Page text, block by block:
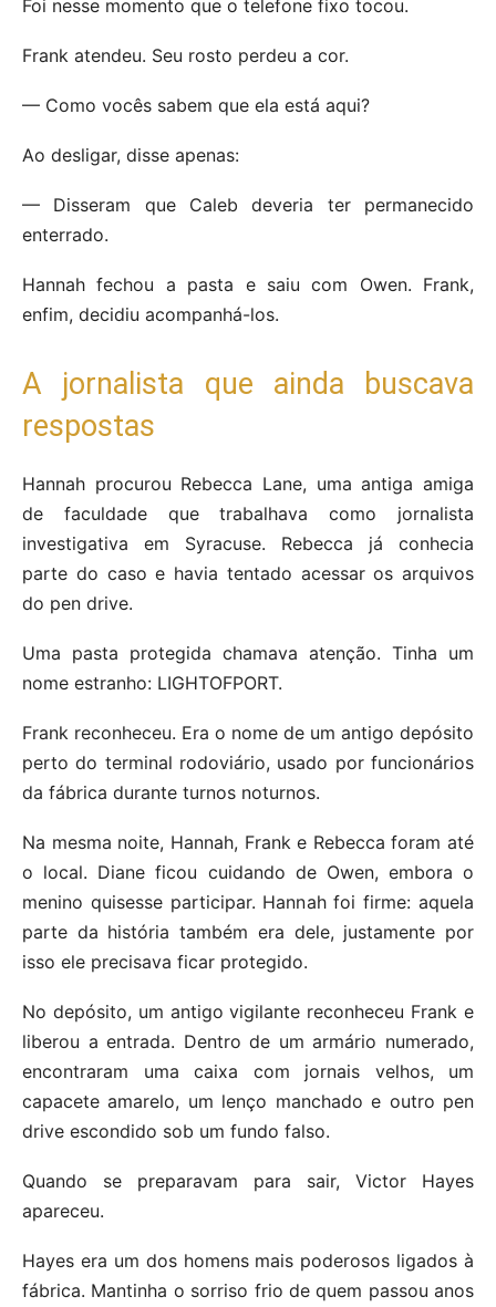
Foi nesse momento que o telefone fixo tocou.
Frank atendeu. Seu rosto perdeu a cor.
— Como vocês sabem que ela está aqui?
Ao desligar, disse apenas:
— Disseram que Caleb deveria ter permanecido
enterrado.
Hannah fechou a pasta e saiu com Owen. Frank,
enfim, decidiu acompanhá-los.
A jornalista que ainda buscava
respostas
Hannah procurou Rebecca Lane, uma antiga amiga
de faculdade que trabalhava como jornalista
investigativa em Syracuse. Rebecca já conhecia
parte do caso e havia tentado acessar os arquivos
do pen drive.
Uma pasta protegida chamava atenção. Tinha um
nome estranho: LIGHTOFPORT.
Frank reconheceu. Era o nome de um antigo depósito
perto do terminal rodoviário, usado por funcionários
da fábrica durante turnos noturnos.
Na mesma noite, Hannah, Frank e Rebecca foram até
o local. Diane ficou cuidando de Owen, embora o
menino quisesse participar. Hannah foi firme: aquela
parte da história também era dele, justamente por
isso ele precisava ficar protegido.
No depósito, um antigo vigilante reconheceu Frank e
liberou a entrada. Dentro de um armário numerado,
encontraram uma caixa com jornais velhos, um
capacete amarelo, um lenço manchado e outro pen
drive escondido sob um fundo falso.
Quando se preparavam para sair, Victor Hayes
apareceu.
Hayes era um dos homens mais poderosos ligados à
fábrica. Mantinha o sorriso frio de quem passou anos